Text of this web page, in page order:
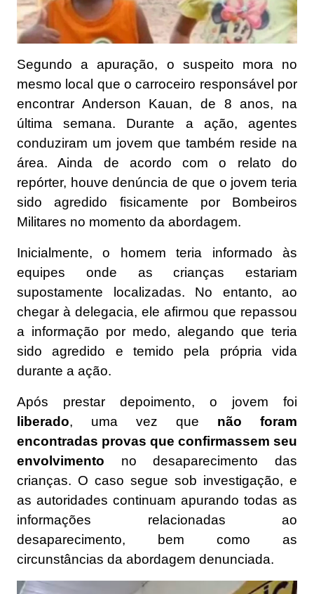
Segundo a apuração, o suspeito mora no
mesmo local que o carroceiro responsável por
encontrar Anderson Kauan, de 8 anos, na
última semana. Durante a ação, agentes
conduziram um jovem que também reside na
área. Ainda de acordo com o relato do
repórter, houve denúncia de que o jovem teria
sido agredido fisicamente por Bombeiros
Militares no momento da abordagem.
Inicialmente, o homem teria informado às
equipes onde as crianças estariam
supostamente localizadas. No entanto, ao
chegar à delegacia, ele afirmou que repassou
a informação por medo, alegando que teria
sido agredido e temido pela própria vida
durante a ação.
Após prestar depoimento, o jovem foi
liberado, uma vez que não foram
encontradas provas que confirmassem seu
envolvimento no desaparecimento das
crianças. O caso segue sob investigação, e
as autoridades continuam apurando todas as
informações relacionadas ao
desaparecimento, bem como as
circunstâncias da abordagem denunciada.
Tocador